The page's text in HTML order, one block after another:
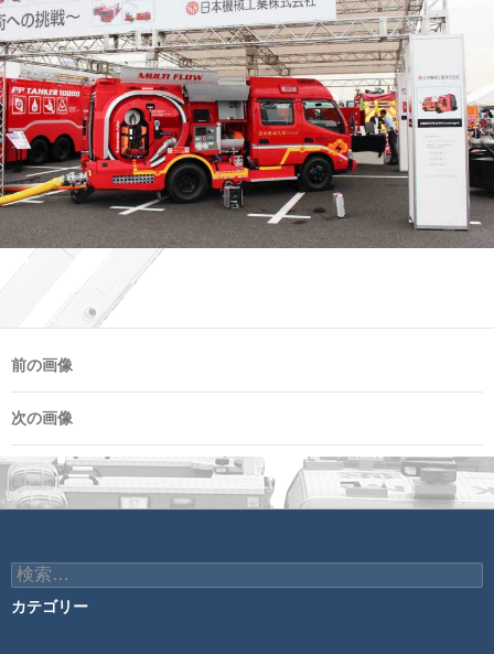
前の画像
次の画像
検
索:
カテゴリー